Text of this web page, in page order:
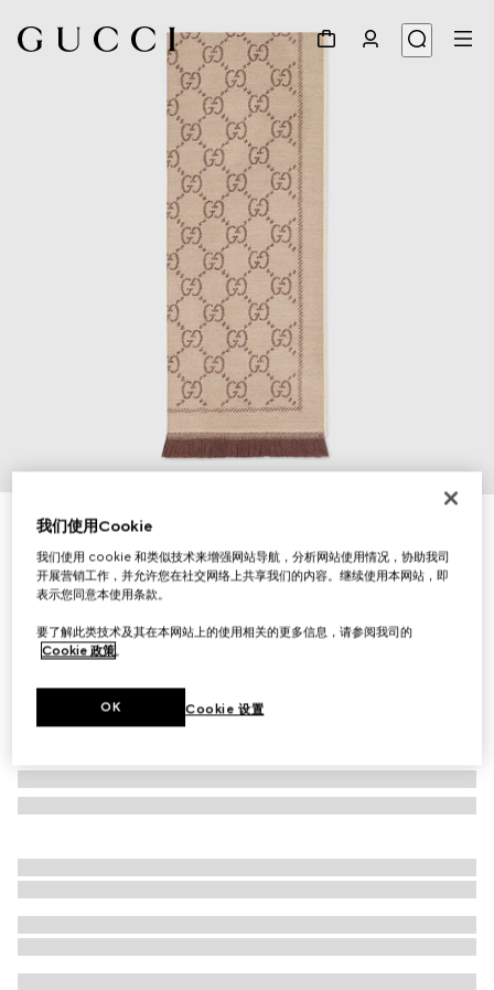
GG羊毛围巾
€ 390
相关款式棕色
我们使用Cookie
我们使用 cookie 和类似技术来增强网站导航，分析网站使用情况，协助我司
开展营销工作，并允许您在社交网络上共享我们的内容。继续使用本网站，即
表示您同意本使用条款。
要了解此类技术及其在本网站上的使用相关的更多信息，请参阅我司的
Cookie 政策。
Cookie 设置
OK